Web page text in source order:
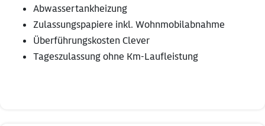
Abwassertankheizung
Zulassungspapiere inkl. Wohnmobilabnahme
Überführungskosten Clever
Tageszulassung ohne Km-Laufleistung